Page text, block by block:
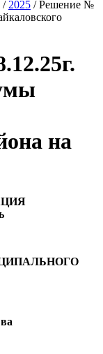
/ 2025 /Решение №
на